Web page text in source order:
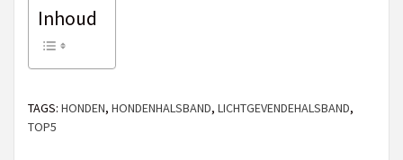
Inhoud
TAGS: HONDEN, HONDENHALSBAND, LICHTGEVENDEHALSBAND,
TOP5